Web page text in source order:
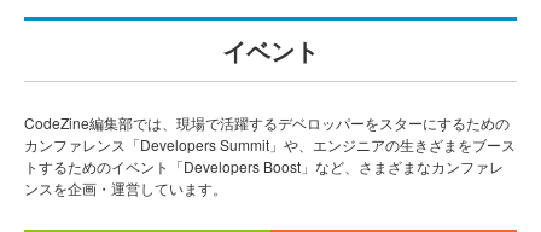
イベント
CodeZine編集部では、現場で活躍するデベロッパーをスターにするための
カンファレンス「Developers Summit」や、エンジニアの生きざまをブース
トするためのイベント「Developers Boost」など、さまざまなカンファレ
ンスを企画・運営しています。